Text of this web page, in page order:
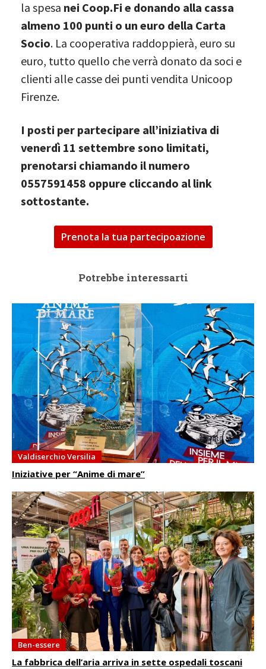
la spesa nei Coop.Fi e donando alla cassa
almeno 100 punti o un euro della Carta
Socio. La cooperativa raddoppierà, euro su
euro, tutto quello che verrà donato da soci e
clienti alle casse dei punti vendita Unicoop
Firenze.
I posti per partecipare all’iniziativa di
venerdì 11 settembre sono limitati,
prenotarsi chiamando il numero
0557591458 oppure cliccando al link
sottostante.
Prenota la tua partecipoazione
Potrebbe interessarti
Valdiserchio Versilia
Iniziative per “Anime di mare”
Ben-essere
La fabbrica dell’aria arriva in sette ospedali toscani